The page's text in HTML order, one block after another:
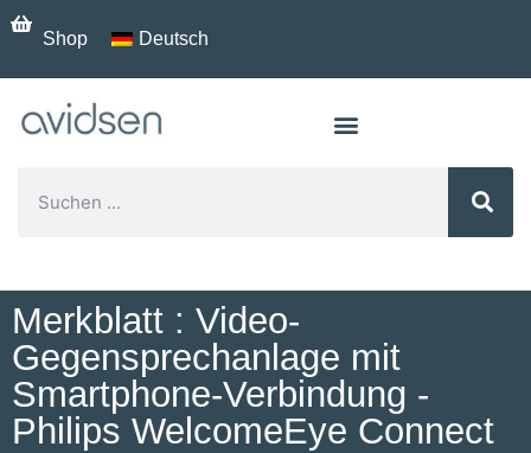
Shop Deutsch
Merkblatt : Video-
Gegensprechanlage mit
Smartphone-Verbindung -
Philips WelcomeEye Connect